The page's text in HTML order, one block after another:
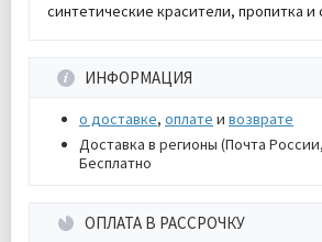
синтетические красители, пропитка и
ИНФОРМАЦИЯ
о доставке, оплате и возврате
Доставка в регионы (Почта
Бесплатно
ОПЛАТА В РАССРОЧКУ